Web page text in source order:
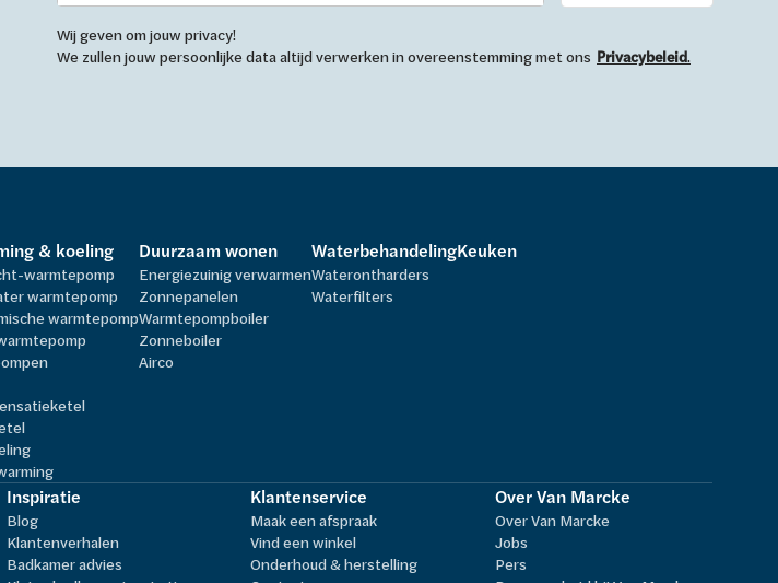
Wij geven om jouw privacy!
We zullen jouw persoonlijke data altijd verwerken in overeenstemming met ons Privacybeleid.
& koeling
warmtepomp
warmtepomp
warmtepomp
Duurzaam wonen
Energiezuinig verwarmen
Zonnepanelen
Warmtepompboiler
Zonneboiler
Airco
Waterbehandeling
Waterontharders
Waterfilters
Keuken
Inspiratie
Blog
Klantenverhalen
Badkamer advies
Klantenservice
Maak een afspraak
Vind een winkel
Onderhoud & herstelling
Over Van Marcke
Over Van Marcke
Jobs
Pers